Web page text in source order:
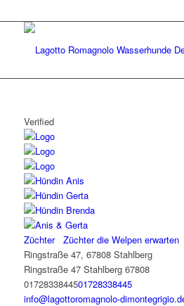
Verified
Züchter
Züchter die Welpen erwarten
Ringstraße 47, 67808 Stahlberg
Ringstraße 47 Stahlberg 67808
0172833844501728338445
info@lagottoromagnolo-